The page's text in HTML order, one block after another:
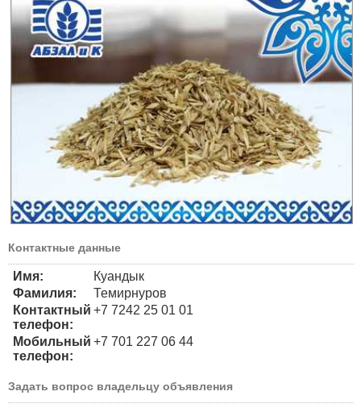
Контактные данные
Имя:
Куандык
Фамилия:
Темирнуров
Контактный
телефон:
+7 7242 25 01 01
Мобильный
телефон:
+7 701 227 06 44
Задать вопрос владельцу объявления